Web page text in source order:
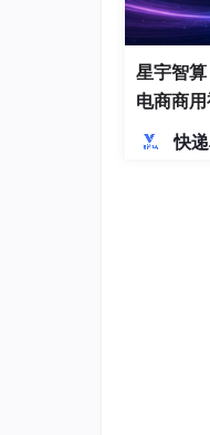
星宇智算
电商商
落地解析
快